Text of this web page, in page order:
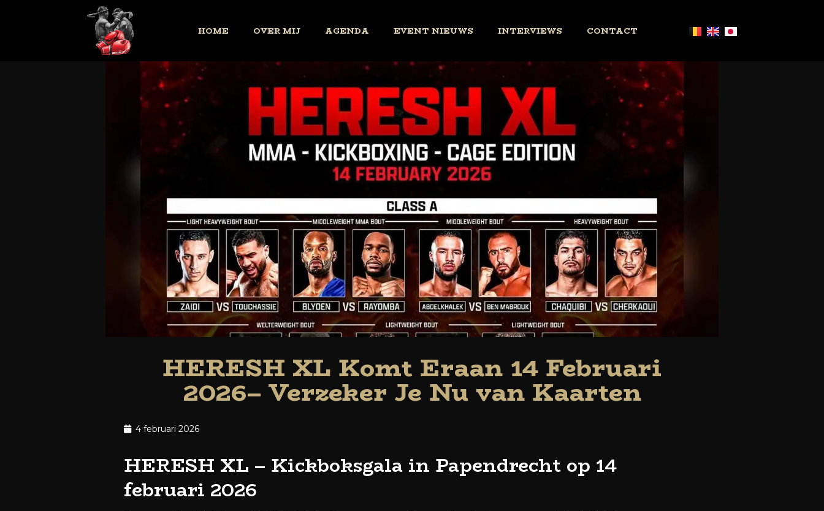
HOME OVER MIJ AGENDA EVENT NIEUWS INTERVIEWS CONTACT
HERESH XL Komt Eraan 14 Februari
2026– Verzeker Je Nu van Kaarten
4 februari 2026
HERESH XL – Kickboks­gala in Papendrecht op 14
februari 2026